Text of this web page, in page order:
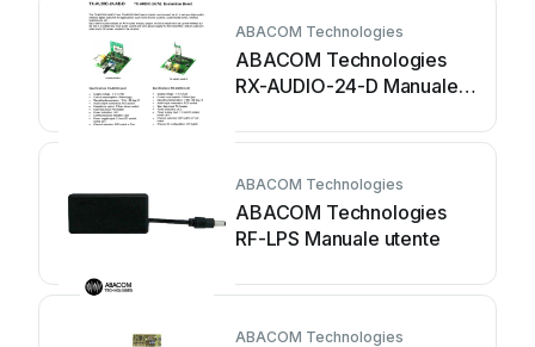
ABACOM Technologies
ABACOM Technologies
RX-AUDIO-24-D Manuale
ABACOM Technologies
ABACOM Technologies
RF-LPS Manuale utente
ABACOM Technologies